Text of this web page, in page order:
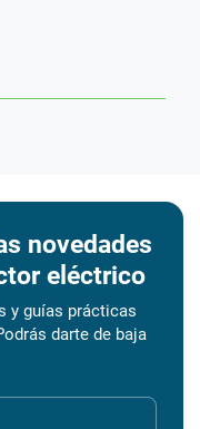
novedades
eléctrico
y guías prácticas
darte de baja